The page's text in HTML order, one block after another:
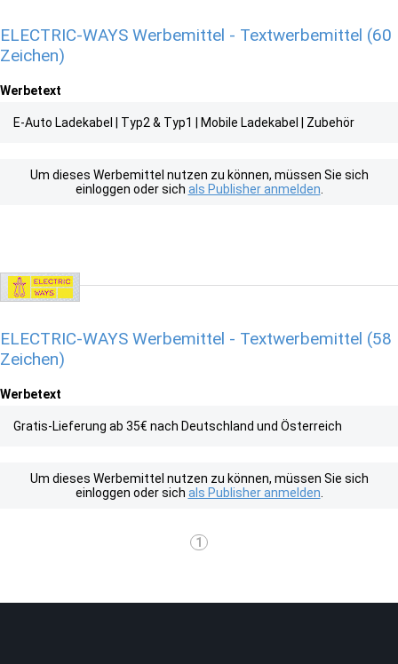
ELECTRIC-WAYS Werbemittel - Textwerbemittel (60
Zeichen)
Werbetext
E-Auto Ladekabel | Typ2 & Typ1 | Mobile Ladekabel | Zubehör
Um dieses Werbemittel nutzen zu können, müssen Sie sich
einloggen oder sich als Publisher anmelden
ELECTRIC-WAYS Werbemittel - Textwerbemittel (58
Zeichen)
Werbetext
Gratis-Lieferung ab 35€ nach Deutschland und Österreich
Um dieses Werbemittel nutzen zu können, müssen Sie sich
einloggen oder sich als Publisher anmelden
1